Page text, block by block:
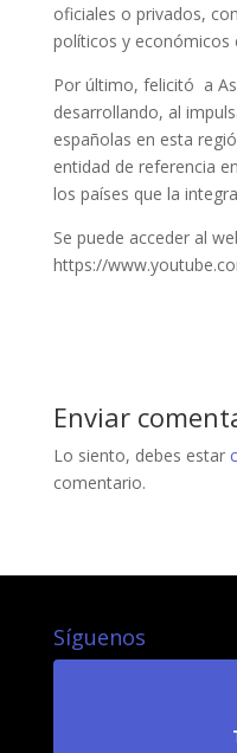
oficiales o privados,
políticos y económicos
Por último, felicitó a
desarrollando, al
españolas en esta
entidad de referencia
los países que la
Se puede acceder al
https://
Enviar
Lo siento, debes estar
comentario.
Síguenos